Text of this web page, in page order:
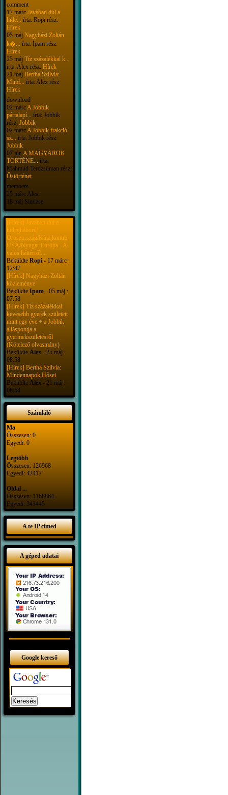
comment
17 márc Javában dúl a
hide...
írta: Ropi rész:
Hírek
05 máj Nagyházi Zoltán
k�...
írta: Ipam rész:
Hírek
25 máj Tíz százalékkal k...
írta: Alex rész: Hírek
21 máj Bertha Szilvia:
Mind...
írta: Alex rész:
Hírek
download
02 márc A Jobbik
pártalapí...
írta: Jobbik
rész: Jobbik
02 márc A Jobbik frakció
sz...
írta: Jobbik rész:
Jobbik
07 jún A MAGYAROK
TÖRTÉNE...
írta:
Mahmúd Terdzsüman rész:
Őstörténet
members
25 márc Alex
18 máj Sindzse
[Hírek] Javában dúl a
hidegháború! -
Oroszország/Kína kontra
USA/Nyugat-Európa - A
valós háttérről....
Beküldte Ropi - 17 márc :
12:47
[Hírek] Nagyházi Zoltán
közleménye
Beküldte Ipam - 05 máj :
07:58
[Hírek] Tíz százalékkal
kevesebb gyerek született
mint egy éve + a Jobbik
álláspontja a
gyermekszületésről
(Kötelező olvasmány)
Beküldte Alex - 25 máj :
08:58
[Hírek] Bertha Szilvia:
Mindennapok Hősei
Beküldte Alex - 21 máj :
08:54
Számláló
Ma
Összesen: 0
Egyedi: 0
Legtöbb
Összesen: 126968
Egyedi: 42417
Oldal ...
Összesen: 1168864
Egyedi: 343445
A te IP címed
A géped adatai
Google kereső